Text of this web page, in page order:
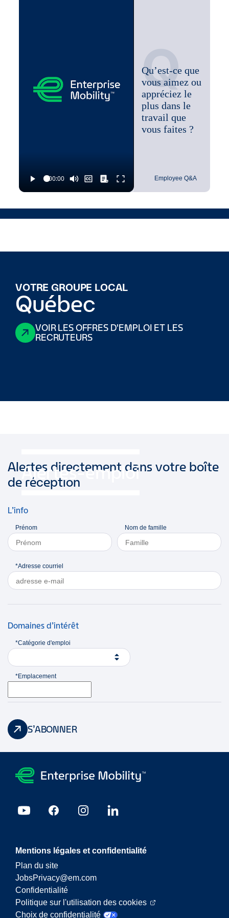
Q
Qu’est-ce que
vous aimez ou
appréciez le
plus dans le
travail que
vous faites ?
Employee Q&A
VOTRE GROUPE LOCAL
Québec
VOIR LES OFFRES D'EMPLOI ET LES
RECRUTEURS
Alertes-emploi
Alertes directement dans votre boîte
de réception
L’info
Prénom Nom de famille
*Adresse courriel
Domaines d’intérêt
*Catégorie d'emploi
*Emplacement
S’ABONNER
Mentions légales et confidentialité
Plan du site
JobsPrivacy@em.com
Confidentialité
Politique sur l'utilisation des cookies
Choix de confidentialité